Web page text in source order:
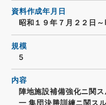
資料作成年月日
昭和１９年７月２２日
規模
5
内容
陣地施設補備強化ニ関